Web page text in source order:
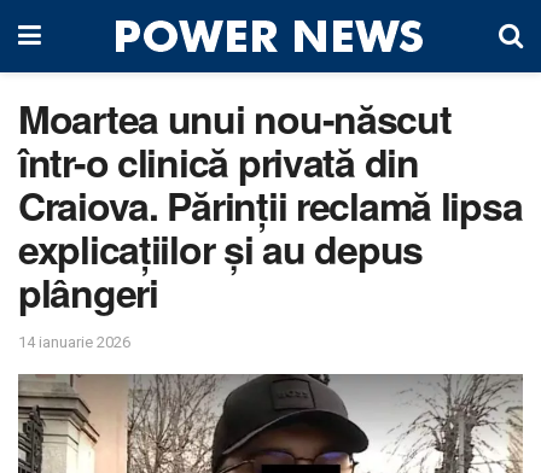
Moartea unui nou-născut
într-o clinică privată din
Craiova. Părinții reclamă lipsa
explicațiilor și au depus
plângeri
14 ianuarie 2026